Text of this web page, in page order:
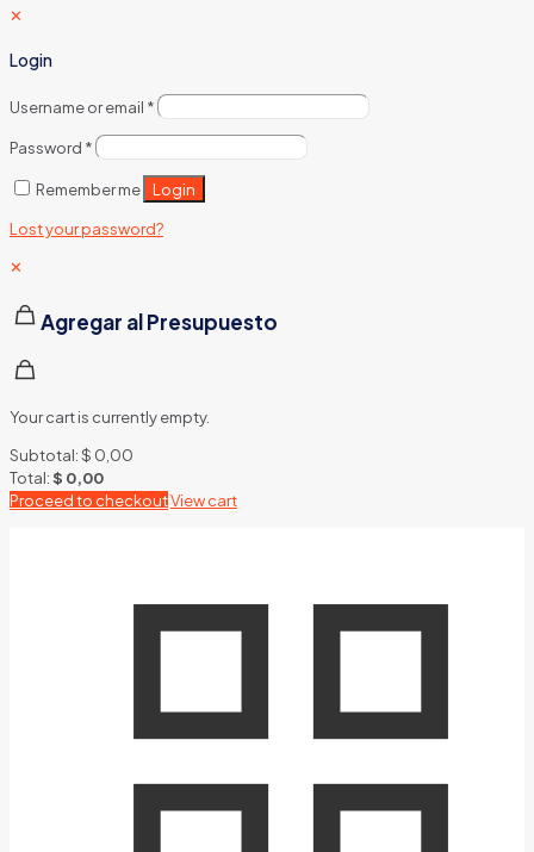
✕
Login
Username or email *
Password *
Remember me Login
Lost your password?
✕
Agregar al Presupuesto
Your cart is currently empty.
Subtotal:$ 0,00
Total:$ 0,00
Proceed to checkoutView cart